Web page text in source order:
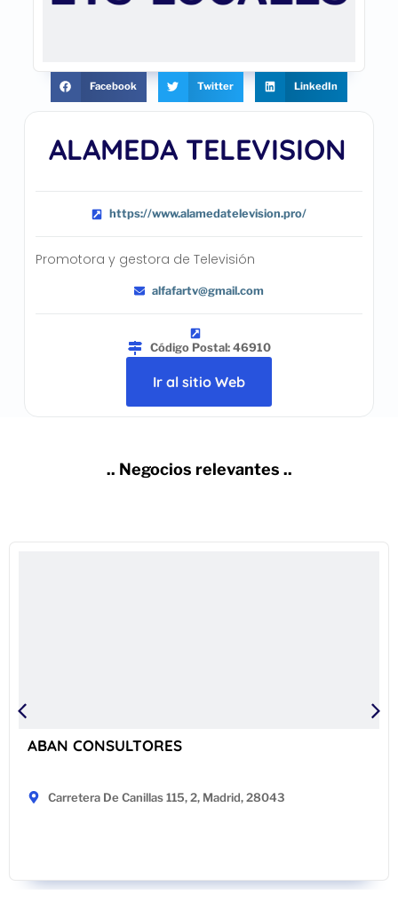
ALAMEDA TELEVISION
https://www.alamedatelevision.pro/
Promotora y gestora de Televisión
alfafartv@gmail.com
Código Postal: 46910
Ir al sitio Web
Facebook Twitter LinkedIn
.. Negocios relevantes ..
ABAN CONSULTORES
Carretera De Canillas 115, 2, Madrid, 28043